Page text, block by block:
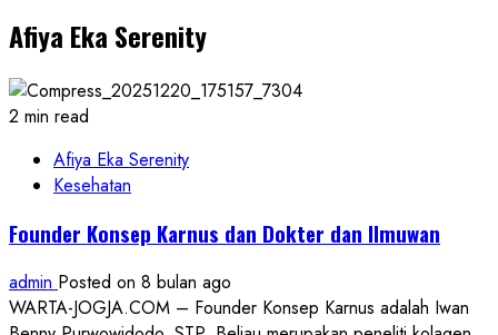
Danagung:
Status
Kredit
Diubah
Nasabah
Rugi
Afiya Eka Serenity
2 min read
Afiya Eka Serenity
Kesehatan
Founder Konsep Karnus dan Dokter dan Ilmuwan
admin Posted on 8 bulan ago
WARTA-JOGJA.COM – Founder Konsep Karnus adalah Iwan